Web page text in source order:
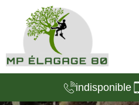
indisponible